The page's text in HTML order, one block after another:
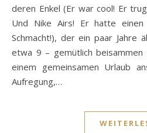
deren Enkel (Er war cool! Er
Und Nike Airs! Er hatte einen
Schmacht!), der ein paar Jahre
etwa 9 – gemütlich
einem gemeinsamen Urlaub
Aufregung,…